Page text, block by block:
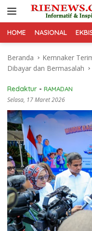
HOME NASIONAL
Beranda
Kemnaker
Dibayar dan Bermasalah
Redaktur - RAMADAN
Selasa, 17 Maret 2026